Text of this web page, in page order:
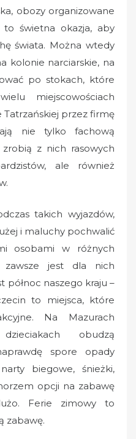
obozy organizowane
świetna okazja, aby
świata. Można wtedy
kolonie narciarskie, na
po stokach, które
miejscowościach
przez firmę
nie tylko fachową
z nich rasowych
ale również
takich wyjazdów,
i maluchy pochwalić
osobami w różnych
jest dla nich
północ naszego kraju –
to miejsca, które
Na Mazurach
obudzą
spore opady
biegowe, śnieżki,
opcji na zabawę
Ferie zimowy to
zabawę.